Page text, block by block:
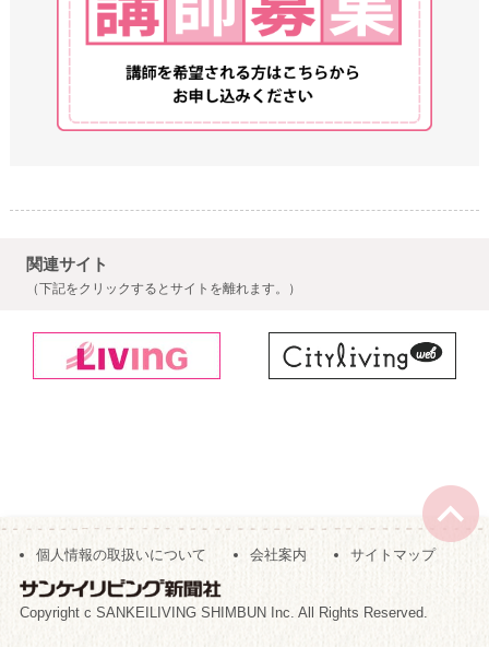
関連サイト
（下記をクリックするとサイトを離れます。）
個人情報の取扱いについて 会社案内 サイトマップ
Copyright c SANKEILIVING SHIMBUN Inc. All Rights Reserved.